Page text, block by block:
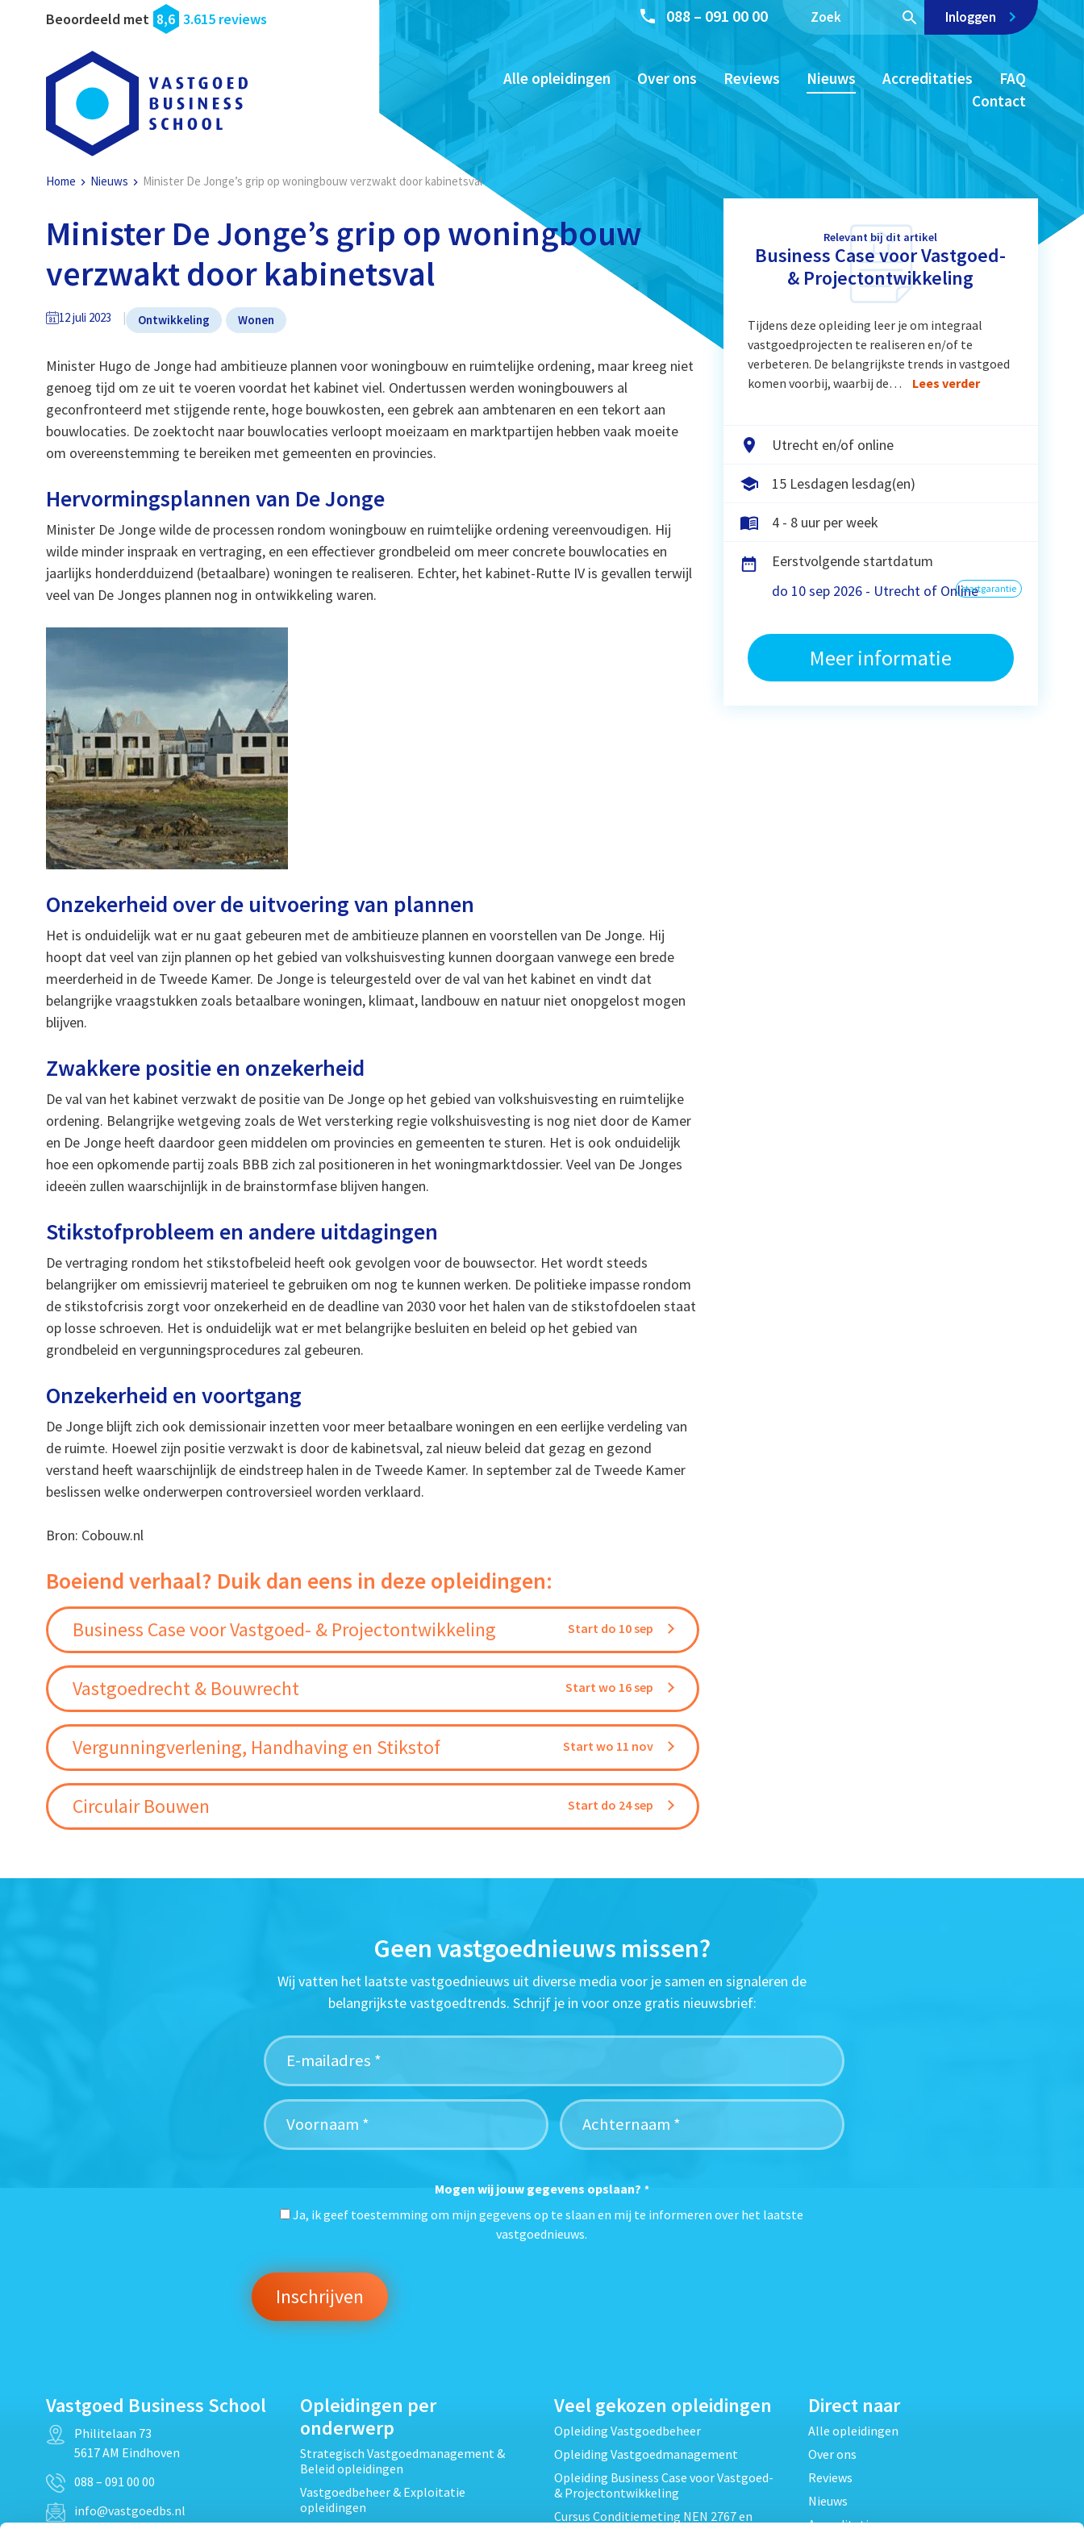
Beoordeeld met 8,6 3.615 reviews 088 – 091 00 00 Inloggen
Alle opleidingen Over ons Reviews Nieuws Accreditaties
FAQ
Contact
Home Nieuws Minister De Jonge’s grip op woningbouw verzwakt door kabinetsval
Minister De Jonge’s grip op woningbouw
verzwakt door kabinetsval
12 juli 2023 Ontwikkeling Wonen
Minister Hugo de Jonge had ambitieuze plannen voor woningbouw en ruimtelijke ordening, maar kreeg niet
genoeg tijd om ze uit te voeren voordat het kabinet viel. Ondertussen werden woningbouwers al
geconfronteerd met stijgende rente, hoge bouwkosten, een gebrek aan ambtenaren en een tekort aan
bouwlocaties. De zoektocht naar bouwlocaties verloopt moeizaam en marktpartijen hebben vaak moeite
om overeenstemming te bereiken met gemeenten en provincies.
Hervormingsplannen van De Jonge
Minister De Jonge wilde de processen rondom woningbouw en ruimtelijke ordening vereenvoudigen. Hij
wilde minder inspraak en vertraging, en een effectiever grondbeleid om meer concrete bouwlocaties en
jaarlijks honderdduizend (betaalbare) woningen te realiseren. Echter, het kabinet-Rutte IV is gevallen terwijl
veel van De Jonges plannen nog in ontwikkeling waren.
Onzekerheid over de uitvoering van plannen
Het is onduidelijk wat er nu gaat gebeuren met de ambitieuze plannen en voorstellen van De Jonge. Hij
hoopt dat veel van zijn plannen op het gebied van volkshuisvesting kunnen doorgaan vanwege een brede
meerderheid in de Tweede Kamer. De Jonge is teleurgesteld over de val van het kabinet en vindt dat
belangrijke vraagstukken zoals betaalbare woningen, klimaat, landbouw en natuur niet onopgelost mogen
blijven.
Zwakkere positie en onzekerheid
De val van het kabinet verzwakt de positie van De Jonge op het gebied van volkshuisvesting en ruimtelijke
ordening. Belangrijke wetgeving zoals de Wet versterking regie volkshuisvesting is nog niet door de Kamer
en De Jonge heeft daardoor geen middelen om provincies en gemeenten te sturen. Het is ook onduidelijk
hoe een opkomende partij zoals BBB zich zal positioneren in het woningmarktdossier. Veel van De Jonges
ideeën zullen waarschijnlijk in de brainstormfase blijven hangen.
Stikstofprobleem en andere uitdagingen
De vertraging rondom het stikstofbeleid heeft ook gevolgen voor de bouwsector. Het wordt steeds
belangrijker om emissievrij materieel te gebruiken om nog te kunnen werken. De politieke impasse rondom
de stikstofcrisis zorgt voor onzekerheid en de deadline van 2030 voor het halen van de stikstofdoelen staat
op losse schroeven. Het is onduidelijk wat er met belangrijke besluiten en beleid op het gebied van
grondbeleid en vergunningsprocedures zal gebeuren.
Onzekerheid en voortgang
De Jonge blijft zich ook demissionair inzetten voor meer betaalbare woningen en een eerlijke verdeling van
de ruimte. Hoewel zijn positie verzwakt is door de kabinetsval, zal nieuw beleid dat gezag en gezond
verstand heeft waarschijnlijk de eindstreep halen in de Tweede Kamer. In september zal de Tweede Kamer
beslissen welke onderwerpen controversieel worden verklaard.
Bron: Cobouw.nl
Boeiend verhaal? Duik dan eens in deze opleidingen:
Business Case voor Vastgoed- & Projectontwikkeling Start do 10 sep
Vastgoedrecht & Bouwrecht Start wo 16 sep
Vergunningverlening, Handhaving en Stikstof Start wo 11 nov
Circulair Bouwen Start do 24 sep
Relevant bij dit artikel
Business Case voor Vastgoed-
& Projectontwikkeling
Tijdens deze opleiding leer je om integraal
vastgoedprojecten te realiseren en/of te
verbeteren. De belangrijkste trends in vastgoed
komen voorbij, waarbij de…
Lees verder
Utrecht en/of online
15 Lesdagen lesdag(en)
4 - 8 uur per week
Eerstvolgende startdatum
do 10 sep 2026 - Utrecht of Onlinestartgarantie
Meer informatie
Geen vastgoednieuws missen?
Wij vatten het laatste vastgoednieuws uit diverse media voor je samen en signaleren de
belangrijkste vastgoedtrends. Schrijf je in voor onze gratis nieuwsbrief:
Mogen wij jouw gegevens opslaan? *
Ja, ik geef toestemming om mijn gegevens op te slaan en mij te informeren over het laatste
vastgoednieuws.
Vastgoed Business School
Philitelaan 73
5617 AM Eindhoven
088 – 091 00 00
info@vastgoedbs.nl
Opleidingen per
onderwerp
Strategisch Vastgoedmanagement &
Beleid opleidingen
Vastgoedbeheer & Exploitatie
opleidingen
Veel gekozen opleidingen
Opleiding Vastgoedbeheer
Opleiding Vastgoedmanagement
Opleiding Business Case voor Vastgoed-
& Projectontwikkeling
Cursus Conditiemeting NEN 2767 en
Direct naar
Alle opleidingen
Over ons
Reviews
Nieuws
Accreditaties